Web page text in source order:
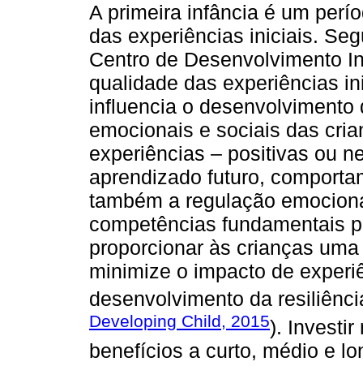
A primeira infância é um
das experiências iniciais.
Centro de Desenvolvimento
qualidade das experiências
influencia o
emocionais e sociais das
experiências – positivas ou
aprendizado futuro,
também a regulação
competências fundamentais
proporcionar às crianças
minimize o impacto de
desenvolvimento da
Developing Child, 2015). Investir
benefícios a curto, médio e